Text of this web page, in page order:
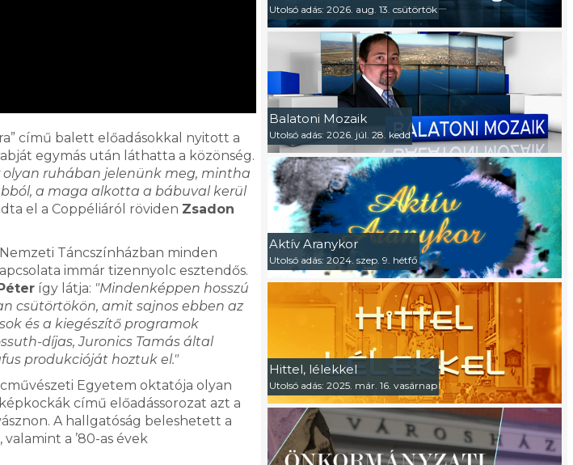
című balett előadásokkal nyitott a
egymás után láthatta a közönség.
ruhában jelenünk meg, mintha
a maga alkotta a bábuval kerül
el a Coppéliáról röviden Zsadon
Táncszínházban minden
immár tizennyolc esztendős.
így látja: "Mindenképpen hosszú
csütörtökön, amit sajnos ebben az
és a kiegészítő programok
díjas, Juronics Tamás által
produkcióját hoztuk el."
Egyetem oktatója olyan
című előadássorozat azt a
A hallgatóság beleshetett a
a ’80-as évek
Utolsó adás: 2026. aug. 13. csütörtök
Balatoni Mozaik
Utolsó adás: 2026. júl. 28. kedd
Aktív Aranykor
Utolsó adás: 2024. szep. 9. hétfő
Hittel, lélekkel
Utolsó adás: 2025. már. 16. vasárnap